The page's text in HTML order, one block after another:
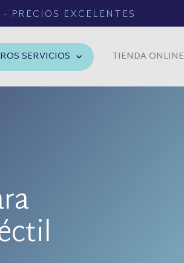
- PRECIOS EXCELENTES
SERVICIOS TIENDA ONLINE